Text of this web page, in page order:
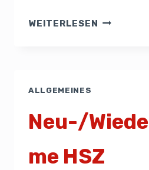
WEITERLESEN
ALLGEMEINES
Neu-/
me HSZ